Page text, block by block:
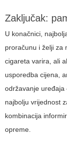
Zaključak:
U konačnici,
proračunu i želji za
cigareta varira, ali
usporedba cijena,
održavanje
najbolju vrijednost
kombinacija
opreme.